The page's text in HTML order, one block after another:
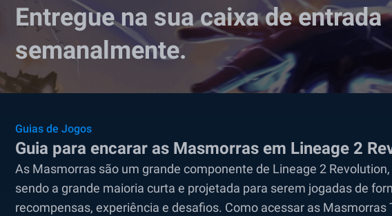
Entregue na sua caixa de entrada
semanalmente.
Guias de Jogos
Guia para encarar as Masmorras em Lineage 2
As Masmorras são um grande componente de Lineage 2
sendo a grande maioria curta e projetada para serem jogadas de
recompensas, experiência e desafios. Como acessar as